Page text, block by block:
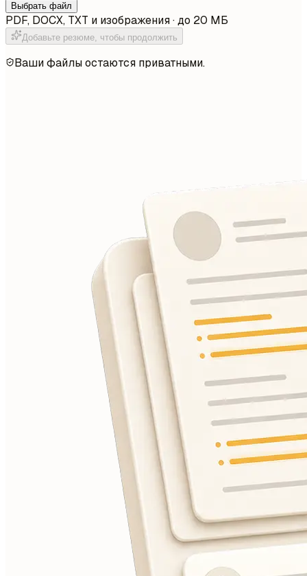
Выбрать файл
PDF, DOCX, TXT и изображения · до 20 МБ
Добавьте резюме, чтобы продолжить
Ваши файлы остаются приватными.